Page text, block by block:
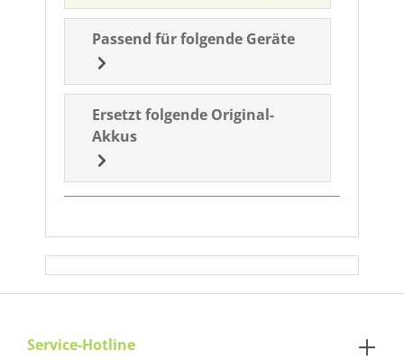
Passend für folgende Geräte
Ersetzt folgende Original-
Akkus
Service-Hotline